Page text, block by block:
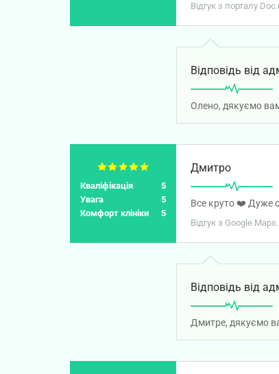
Відгук з порталу
Відповідь від
Олено, дякуємо
Кваліфікація
5
Увага
5
Комфорт клініки
5
Дмитро
Все круто ❤️ Дуже
Відгук з Google
Відповідь від
Дмитре, дякуємо